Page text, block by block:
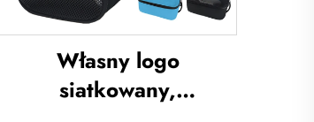
koszykówki
Własny logo
siatkowany,